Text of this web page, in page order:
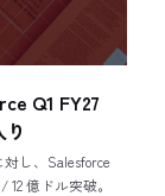
Q1 FY27
し、Salesforce
億ドル突破。